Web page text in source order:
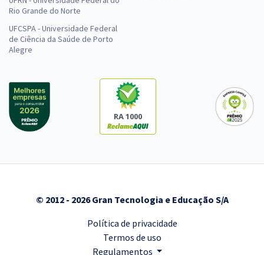
Rio Grande do Norte
UFCSPA - Universidade Federal
de Ciência da Saúde de Porto
Alegre
RA 1000
© 2012 - 2026 Gran Tecnologia e Educação S/A
Política de privacidade
Termos de uso
Regulamentos